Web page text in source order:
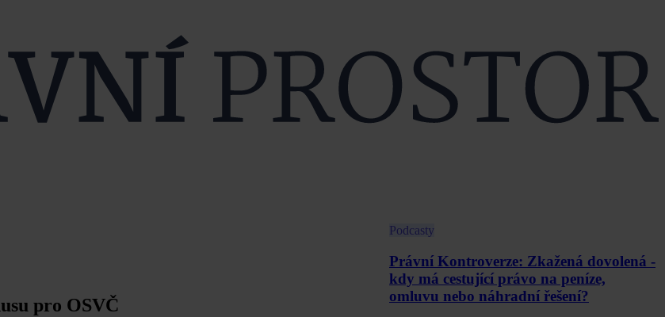
pro OSVČ
Podcasty
Právní Kontroverze: Zkažená dovolená -
kdy má cestující právo na peníze,
omluvu nebo náhradní řešení?